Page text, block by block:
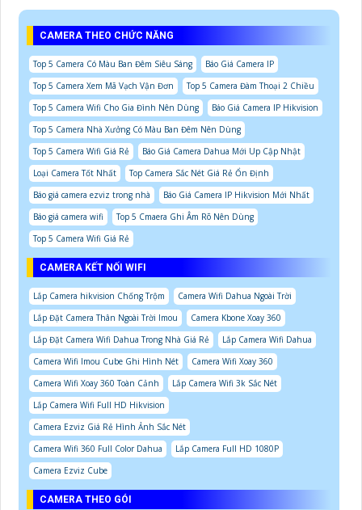
CAMERA THEO CHỨC NĂNG
Top 5 Camera Có Màu Ban Đêm Siêu Sáng
Báo Giá Camera IP
Top 5 Camera Xem Mã Vạch Vận Đơn
Top 5 Camera Đàm Thoại 2 Chiều
Top 5 Camera Wifi Cho Gia Đình Nên Dùng
Báo Giá Camera IP Hikvision
Top 5 Camera Nhà Xưởng Có Màu Ban Đêm Nên Dùng
Top 5 Camera Wifi Giá Rẻ
Báo Giá Camera Dahua Mới Up Cập Nhật
Loại Camera Tốt Nhất
Top Camera Sắc Nét Giá Rẻ Ổn Định
Báo giá camera ezviz trong nhà
Báo Giá Camera IP Hikvision Mới Nhất
Báo giá camera wifi
Top 5 Cmaera Ghi Âm Rõ Nên Dùng
Top 5 Camera Wifi Giá Rẻ
CAMERA KẾT NỐI WIFI
Lắp Camera hikvision Chống Trộm
Camera Wifi Dahua Ngoài Trời
Lắp Đặt Camera Thân Ngoài Trời Imou
Camera Kbone Xoay 360
Lắp Đặt Camera Wifi Dahua Trong Nhà Giá Rẻ
Lắp Camera Wifi Dahua
Camera Wifi Imou Cube Ghi Hình Nét
Camera Wifi Xoay 360
Camera Wifi Xoay 360 Toàn Cảnh
Lắp Camera Wifi 3k Sắc Nét
Lắp Camera Wifi Full HD Hikvision
Camera Ezviz Giá Rẻ Hình Ảnh Sắc Nét
Camera Wifi 360 Full Color Dahua
Lắp Camera Full HD 1080P
Camera Ezviz Cube
CAMERA THEO GÓI